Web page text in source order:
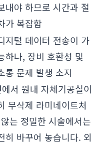
내야 하므로 시간과 절
가 복잡함
지털 데이터 전송이 가
하나, 장비 호환성 및
통 문제 발생 소지
서 원내 자체기공실이
무삭제 라미네이트처
는 정밀한 시술에서는
히 바꾸어 놓습니다. 외